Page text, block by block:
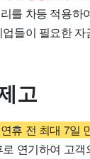
를 차등 적용
들이 필요한
고
휴 전 최대 7일
연기하여 고